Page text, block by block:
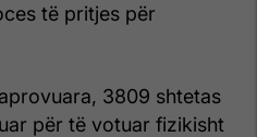
të pritjes për
3809 shtetas
për të votuar fizikisht